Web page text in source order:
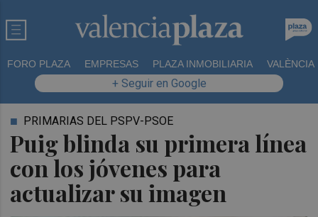
FORO PLAZA EMPRESAS PLAZA INMOBILIARIA VALÈNCIA
+ Seguir en Google
Puig blinda su primera línea
con los jóvenes para
actualizar su imagen
PRIMARIAS DEL PSPV-PSOE